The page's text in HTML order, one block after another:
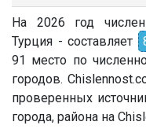
На 2026 год
Турция - составляет
91 место по
городов.
проверенных
города, района на